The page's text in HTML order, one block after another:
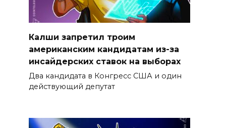
Калши запретил троим
американским кандидатам из-за
инсайдерских ставок на выборах
Два кандидата в Конгресс США и один
действующий депутат